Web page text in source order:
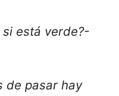
si está verde?-
de pasar hay